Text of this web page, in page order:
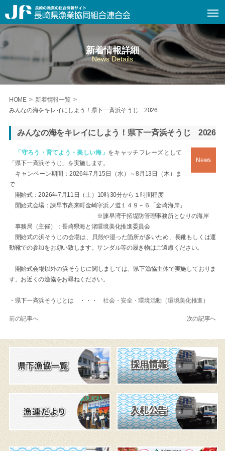
新着情報詳細
News Details
HOME> 新着情報一覧>
みんなの海をキレイにしよう！県下一斉浜そうじ 2026
みんなの海をキレイにしよう！県下一斉浜そうじ 2026
News
「守ろう・育てよう・美しい海」 をキャッチフレーズとして
「県下一斉浜そうじ」を実施します。
キャンペーン期間：2026年7月15日（水）～8月13日（木）ま
で
開始式：2026年7月11日（土）10時30分から１時間程度
開始式会場：諫早市高来町金崎字浜ノ道１４９－６「金崎海岸」
※諫早湾干拓堤防管理事務所となりの海岸
事務局（主催）：長崎県海と渚環境美化推進委員会
開始式の浜そうじの会場は、貝殻や湿った箇所が多いため、長靴もしくは運
動靴での参加をお願い致します。サンダル等の履き物はご遠慮ください。
開始式会場以外の浜そうじに関しましては、県下漁協主体で実施しておりま
す。お近くの漁協をお尋ねください。
・県下一斉浜そうじとは ・・・社会・安全・環境活動（環境美化推進）
前の記事へ 次の記事へ